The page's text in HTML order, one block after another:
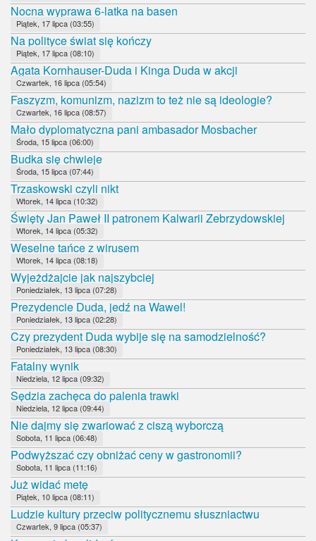
Nocna wyprawa 6-latka na basen
Piątek, 17 lipca (03:55)
Na polityce świat się kończy
Piątek, 17 lipca (08:10)
Agata Kornhauser-Duda i Kinga Duda w akcji
Czwartek, 16 lipca (05:54)
Faszyzm, komunizm, nazizm to też nie są ideologie?
Czwartek, 16 lipca (08:57)
Mało dyplomatyczna pani ambasador Mosbacher
Środa, 15 lipca (06:00)
Budka się chwieje
Środa, 15 lipca (07:44)
Trzaskowski czyli nikt
Wtorek, 14 lipca (10:32)
Święty Jan Paweł II patronem Kalwarii Zebrzydowskiej
Wtorek, 14 lipca (05:32)
Weselne tańce z wirusem
Wtorek, 14 lipca (08:18)
Wyjeżdżajcie jak najszybciej
Poniedziałek, 13 lipca (07:28)
Prezydencie Duda, jedź na Wawel!
Poniedziałek, 13 lipca (02:28)
Czy prezydent Duda wybije się na samodzielność?
Poniedziałek, 13 lipca (08:30)
Fatalny wynik
Niedziela, 12 lipca (09:32)
Sędzia zachęca do palenia trawki
Niedziela, 12 lipca (09:44)
Nie dajmy się zwariować z ciszą wyborczą
Sobota, 11 lipca (06:48)
Podwyższać czy obniżać ceny w gastronomii?
Sobota, 11 lipca (11:16)
Już widać metę
Piątek, 10 lipca (08:11)
Ludzie kultury przeciw politycznemu słuszniactwu
Czwartek, 9 lipca (05:37)